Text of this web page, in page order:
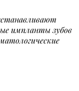
импланты зубов